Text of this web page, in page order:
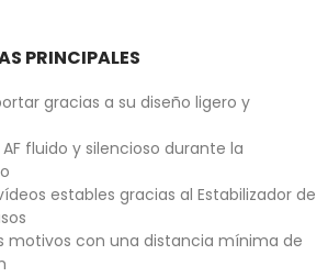
PRINCIPALES
gracias a su diseño ligero y
AF fluido y silencioso durante la
estables gracias al Estabilizador de
motivos con una distancia mínima de